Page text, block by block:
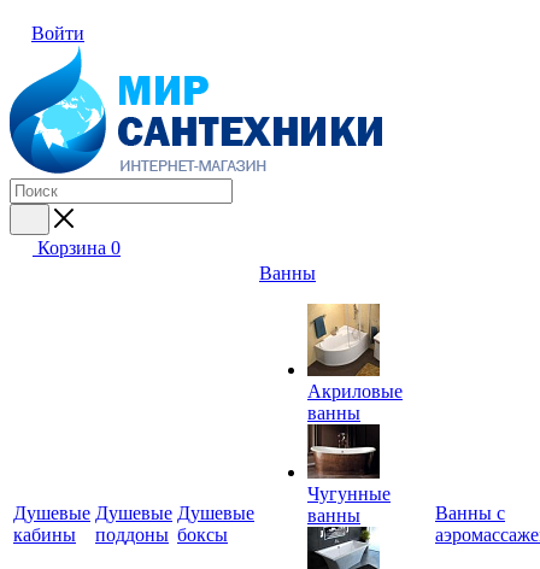
Войти
Корзина 0
Душевые
кабины
Душевые
поддоны
Душевые
боксы
Ванны
Акриловые
ванны
Чугунные
ванны
Ванны с